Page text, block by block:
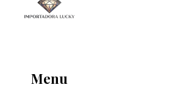
Menu